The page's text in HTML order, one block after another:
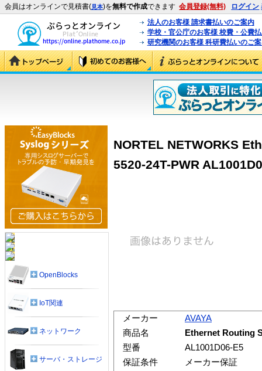
会員はオンラインで見積書(見本)を無料で作成できます 会員登録(無料) ログイン
法人のお客様 請求書払いのご案内
学校・官公庁のお客様 校費・公費
研究機関のお客様 科研費払いのご
NORTEL NETWORKS
5520-24T-PWR
メーカー
AVAYA
商品名
Ethernet Routing
型番
AL1001D06-E5
保証条件
メーカー保証
OpenBlocks
IoT関連
ネットワーク
サーバ・ストレージ